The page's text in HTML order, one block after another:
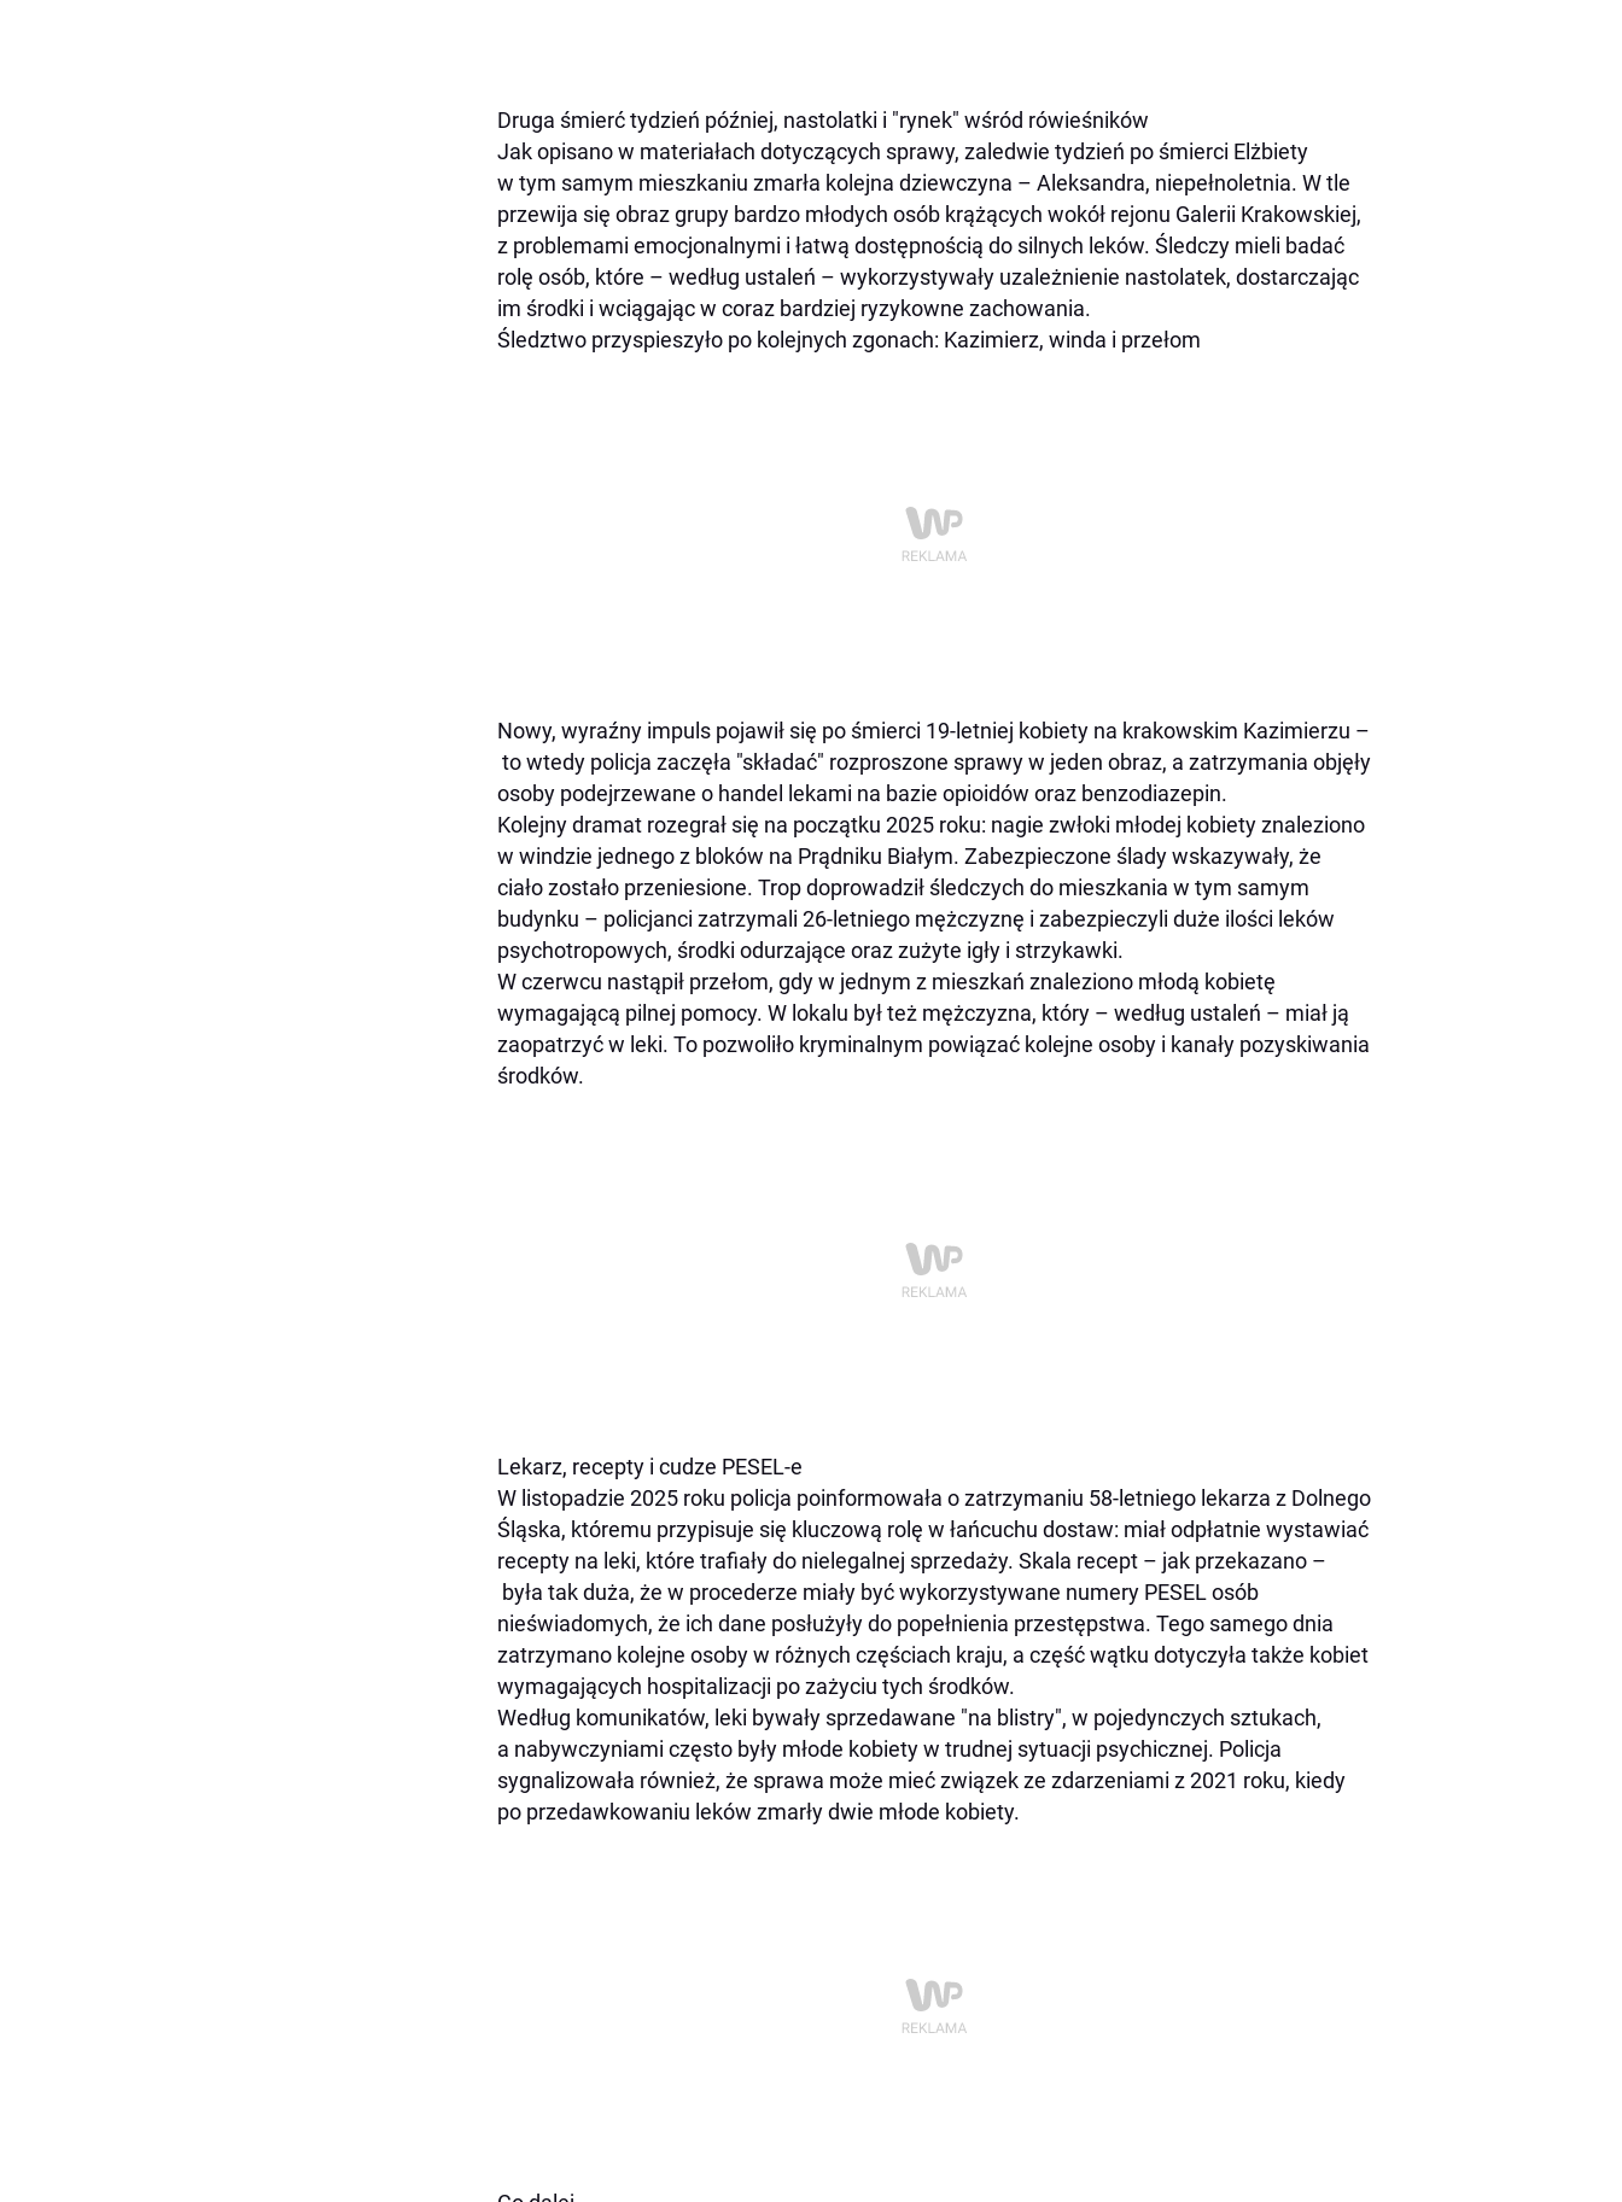
Druga śmierć tydzień później, nastolatki i "rynek" wśród rówieśników
Jak opisano w materiałach dotyczących sprawy, zaledwie tydzień po śmierci Elżbiety
w tym samym mieszkaniu zmarła kolejna dziewczyna – Aleksandra, niepełnoletnia. W tle
przewija się obraz grupy bardzo młodych osób krążących wokół rejonu Galerii Krakowskiej,
z problemami emocjonalnymi i łatwą dostępnością do silnych leków. Śledczy mieli badać
rolę osób, które – według ustaleń – wykorzystywały uzależnienie nastolatek, dostarczając
im środki i wciągając w coraz bardziej ryzykowne zachowania.
Śledztwo przyspieszyło po kolejnych zgonach: Kazimierz, winda i przełom
Nowy, wyraźny impuls pojawił się po śmierci 19-letniej kobiety na krakowskim Kazimierzu –
to wtedy policja zaczęła "składać" rozproszone sprawy w jeden obraz, a zatrzymania objęły
osoby podejrzewane o handel lekami na bazie opioidów oraz benzodiazepin.
Kolejny dramat rozegrał się na początku 2025 roku: nagie zwłoki młodej kobiety znaleziono
w windzie jednego z bloków na Prądniku Białym. Zabezpieczone ślady wskazywały, że
ciało zostało przeniesione. Trop doprowadził śledczych do mieszkania w tym samym
budynku – policjanci zatrzymali 26-letniego mężczyznę i zabezpieczyli duże ilości leków
psychotropowych, środki odurzające oraz zużyte igły i strzykawki.
W czerwcu nastąpił przełom, gdy w jednym z mieszkań znaleziono młodą kobietę
wymagającą pilnej pomocy. W lokalu był też mężczyzna, który – według ustaleń – miał ją
zaopatrzyć w leki. To pozwoliło kryminalnym powiązać kolejne osoby i kanały pozyskiwania
środków.
Lekarz, recepty i cudze PESEL-e
W listopadzie 2025 roku policja poinformowała o zatrzymaniu 58-letniego lekarza z Dolnego
Śląska, któremu przypisuje się kluczową rolę w łańcuchu dostaw: miał odpłatnie wystawiać
recepty na leki, które trafiały do nielegalnej sprzedaży. Skala recept – jak przekazano –
była tak duża, że w procederze miały być wykorzystywane numery PESEL osób
nieświadomych, że ich dane posłużyły do popełnienia przestępstwa. Tego samego dnia
zatrzymano kolejne osoby w różnych częściach kraju, a część wątku dotyczyła także kobiet
wymagających hospitalizacji po zażyciu tych środków.
Według komunikatów, leki bywały sprzedawane "na blistry", w pojedynczych sztukach,
a nabywczyniami często były młode kobiety w trudnej sytuacji psychicznej. Policja
sygnalizowała również, że sprawa może mieć związek ze zdarzeniami z 2021 roku, kiedy
po przedawkowaniu leków zmarły dwie młode kobiety.